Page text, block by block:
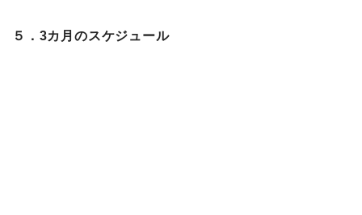
５．3カ月のスケジュール